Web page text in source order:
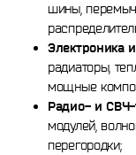
шины,
Электроника
радиаторы,
мощные
Радио- и СВЧ-
модулей,
перегородки;